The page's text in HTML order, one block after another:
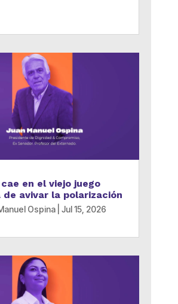
en el viejo juego
avivar la polarización
Ospina| Jul 15, 2026